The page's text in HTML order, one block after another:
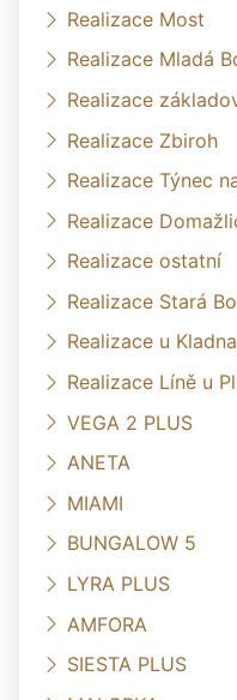
Realizace Most
Realizace Mladá
Realizace
Realizace Zbiroh
Realizace Týnec
Realizace
Realizace ostatní
Realizace Stará
Realizace u Kladna
Realizace Líně u
VEGA 2 PLUS
ANETA
MIAMI
BUNGALOW 5
LYRA PLUS
AMFORA
SIESTA PLUS